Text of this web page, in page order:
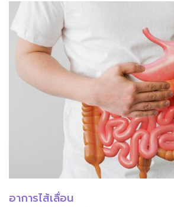
อาการไส้เลื่อน